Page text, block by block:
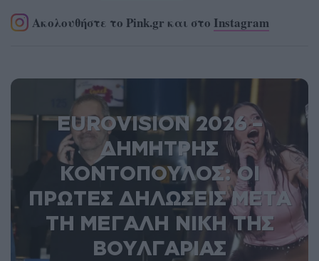
Ακολουθήστε το Pink.gr και στο Instagram
EUROVISION 2026 –
ΔΗΜΗΤΡΗΣ
ΚΟΝΤΟΠΟΥΛΟΣ: ΟΙ
ΠΡΩΤΕΣ ΔΗΛΩΣΕΙΣ ΜΕΤΑ
ΤΗ ΜΕΓΑΛΗ ΝΙΚΗ ΤΗΣ
ΒΟΥΛΓΑΡΙΑΣ